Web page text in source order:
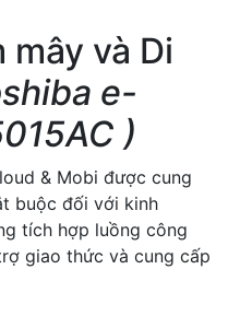
và Di
e-
)
& Mobi được cung
buộc đối với kinh
tích hợp luồng công
giao thức và cung cấp